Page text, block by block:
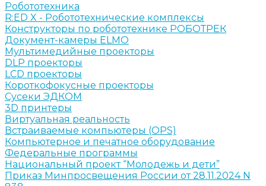
Робототехника
R:ED X - Робототехнические комплексы
Конструкторы по робототехнике РОБОТРЕК
Документ-камеры ELMO
Мультимедийные проекторы
DLP проекторы
LCD проекторы
Короткофокусные проекторы
Сусеки ЭДКОМ
3D принтеры
Виртуальная реальность
Встраиваемые компьютеры (OPS)
Компьютерное и печатное оборудование
Федеральные программы
Национальный проект “Молодежь и дети”
Приказ Минпросвещения России от 28.11.2024 N